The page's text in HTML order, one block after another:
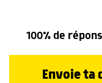
100% de
Envoie ta